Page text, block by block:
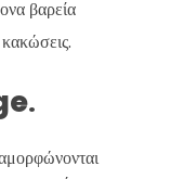
βαρεία
.